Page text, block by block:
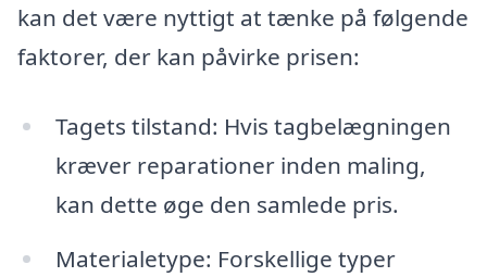
kan det være nyttigt at tænke på følgende
faktorer, der kan påvirke prisen:
Tagets tilstand: Hvis tagbelægningen
kræver reparationer inden maling,
kan dette øge den samlede pris.
Materialetype: Forskellige typer